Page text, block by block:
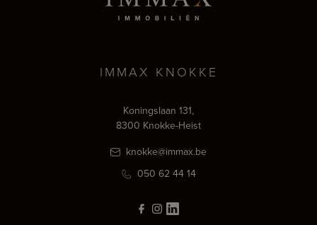
IMMAX KNOKKE
Koningslaan 131,
8300 Knokke-Heist
knokke@immax.be
050 62 44 14